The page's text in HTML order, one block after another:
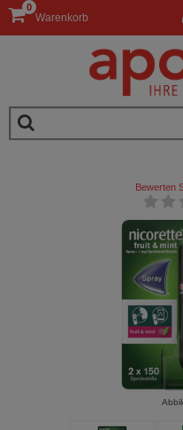
Warenkorb
0
Bewerten